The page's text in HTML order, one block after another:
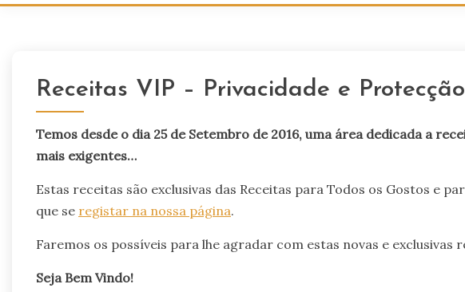
Receitas VIP – Privacidade e
Temos desde o dia 25 de Setembro de 2016, uma área dedicada a
mais exigentes…
Estas receitas são exclusivas das Receitas para Todos os Gostos e
que se registar na nossa página.
Faremos os possíveis para lhe agradar com estas novas e exclusivas
Seja Bem Vindo!